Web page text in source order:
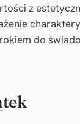
z
do